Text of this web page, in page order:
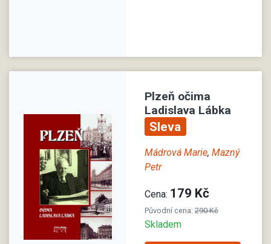
Plzeň očima
Ladislava Lábka
Sleva
Mádrová Marie, Mazný
Petr
Cena: 179 Kč
Původní cena: 290 Kč
Skladem